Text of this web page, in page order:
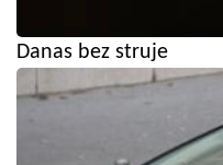
Danas bez struje